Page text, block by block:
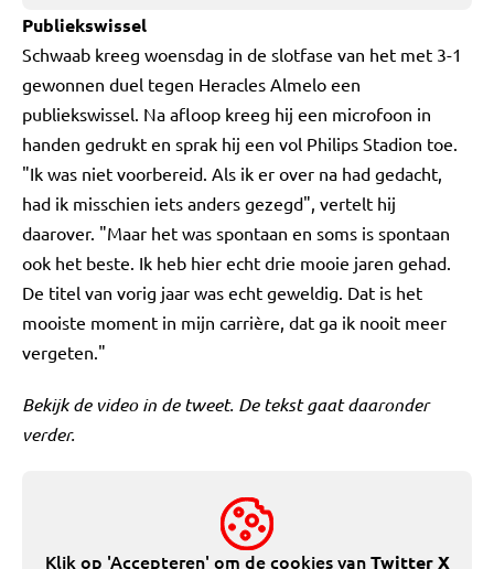
Publiekswissel
Schwaab kreeg woensdag in de slotfase van het met 3-1
gewonnen duel tegen Heracles Almelo een
publiekswissel. Na afloop kreeg hij een microfoon in
handen gedrukt en sprak hij een vol Philips Stadion toe.
"Ik was niet voorbereid. Als ik er over na had gedacht,
had ik misschien iets anders gezegd", vertelt hij
daarover. "Maar het was spontaan en soms is spontaan
ook het beste. Ik heb hier echt drie mooie jaren gehad.
De titel van vorig jaar was echt geweldig. Dat is het
mooiste moment in mijn carrière, dat ga ik nooit meer
vergeten."
Bekijk de video in de tweet. De tekst gaat daaronder
verder.
Klik op 'Accepteren' om de cookies vanTwitter X